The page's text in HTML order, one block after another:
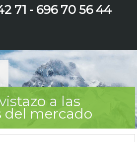
71 - 696 70 56 44
a las
del mercado